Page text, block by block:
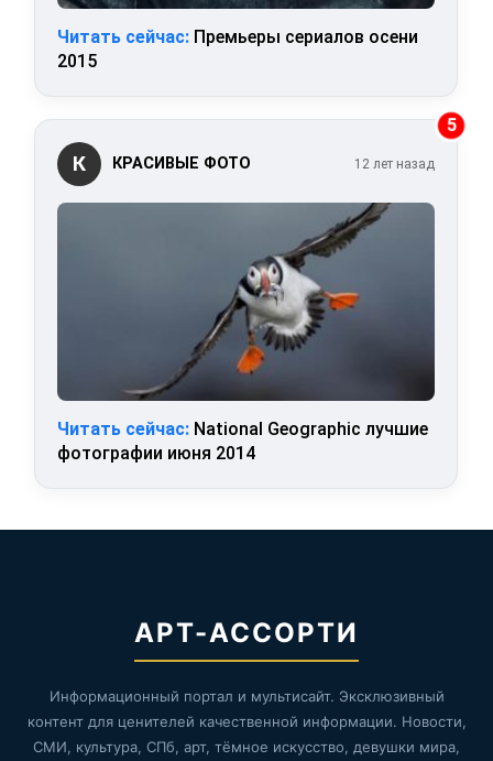
Читать сейчас: Премьеры сериалов осени
2015
5
К КРАСИВЫЕ ФОТО 12 лет назад
Читать сейчас: National Geographic лучшие
фотографии июня 2014
АРТ-АССОРТИ
Информационный портал и мультисайт. Эксклюзивный
контент для ценителей качественной информации. Новости,
СМИ, культура, СПб, арт, тёмное искусство, девушки мира,